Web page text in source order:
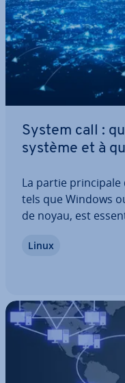
System call :
système et à
La partie
tels que Windows
de noyau, est
de sécurité, ce
Linux